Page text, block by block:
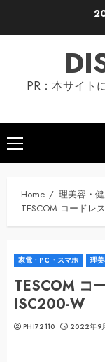
PR：本サイト
Primary
Menu
Home
理美容・
TESCOM コードレ
家電・PC・スマホ 理
TESCOM コ
ISC200-W
PHI72110 2022年9